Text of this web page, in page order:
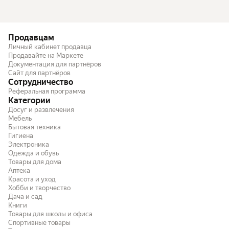
Продавцам
Личный кабинет продавца
Продавайте на Маркете
Документация для партнёров
Сайт для партнёров
Сотрудничество
Реферальная программа
Категории
Досуг и развлечения
Мебель
Бытовая техника
Гигиена
Электроника
Одежда и обувь
Товары для дома
Аптека
Красота и уход
Хобби и творчество
Дача и сад
Книги
Товары для школы и офиса
Спортивные товары